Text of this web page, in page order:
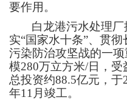
要作用。
白龙港污水处理
实“国家水十条”、贯
污染防治攻坚战的一
模280万立方米/日，
总投资约88.5亿元，于
年11月竣工。